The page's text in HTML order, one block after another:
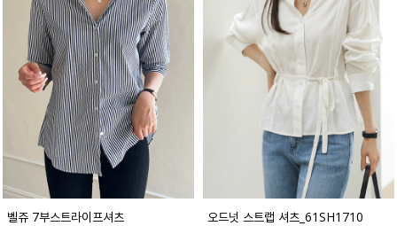
벨쥬 7부스트라이프셔츠
오드넛 스트랩 셔츠_61SH1710